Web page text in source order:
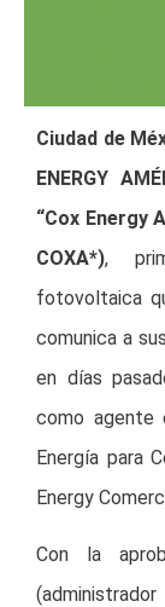
Ciudad de
ENERGY
“Cox Energy
COXA*),
fotovoltaica
comunica a
en días
como agente
Energía para
Energy
Con la